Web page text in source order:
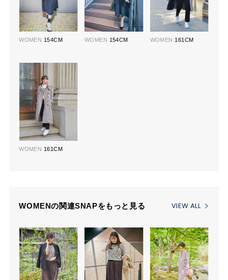
WOMEN 154CM WOMEN 154CM WOMEN 161CM
WOMEN 161CM
WOMENの関連SNAPをもっと見る VIEW ALL